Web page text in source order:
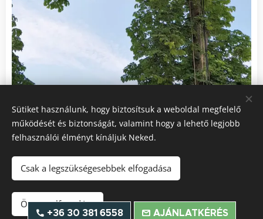
© 2019Boldijar Zoltán +36 30 381 6558
Minden jog fenntartva.
Sütiket használunk, hogy biztosítsuk a weboldal megfelelő
működését és biztonságát, valamint hogy a lehető legjobb
felhasználói élményt kínáljuk Neked.
Csak a legszükségesebbek elfogadása
Összes elfogadása
+36 30 381 6558 AJÁNLATKÉRÉS